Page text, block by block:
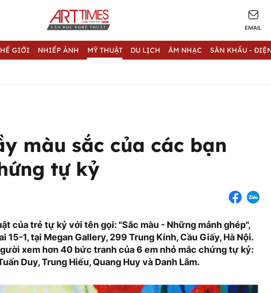
EMAIL
GIỚI NHIẾP ẢNH MỸ THUẬT DU LỊCH ÂM NHẠC SÂN KHẤU -
màu sắc của các bạn
tự kỷ
của trẻ tự kỷ với tên gọi: "Sắc màu - Những mảnh ghép",
15-1, tại Megan Gallery, 299 Trung Kính, Cầu Giấy, Hà Nội.
xem hơn 40 bức tranh của 6 em nhỏ mắc chứng tự kỷ:
Duy, Trung Hiếu, Quang Huy và Danh Lâm.